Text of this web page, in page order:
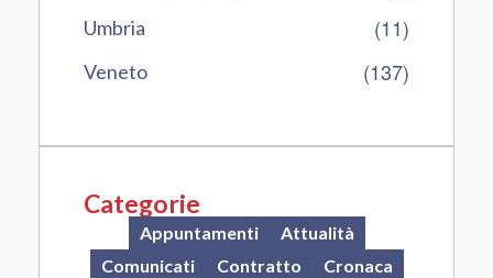
Umbria (11)
Veneto (137)
Categorie
Appuntamenti
Attualità
Comunicati
Contratto
Cronaca